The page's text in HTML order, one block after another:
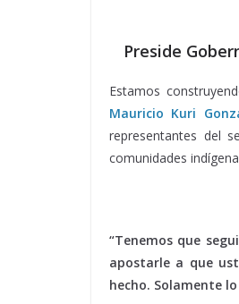
Preside
Estamos
Mauricio Kuri
representantes del
comunidades
“Tenemos que
apostarle a que
hecho. Solamente